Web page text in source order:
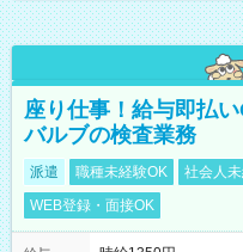
座り仕事！給与即払
バルブの検査業務
派遣 職種未経験OK 社会人
WEB登録・面接OK